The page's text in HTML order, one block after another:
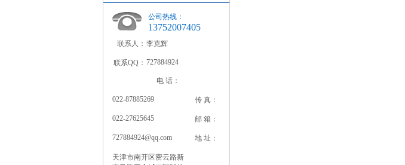
公司热线：
13752007405
联系人： 李克辉
联系QQ： 727884924
电 话：
022-87885269 传 真：
022-27625645 邮 箱：
727884924@qq.com 地 址：
天津市南开区密云路新